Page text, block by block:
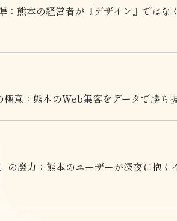
：熊本の経営者が『デザイン』では
意：熊本のWeb集客をデータで勝ち
の魔力：熊本のユーザーが深夜に抱